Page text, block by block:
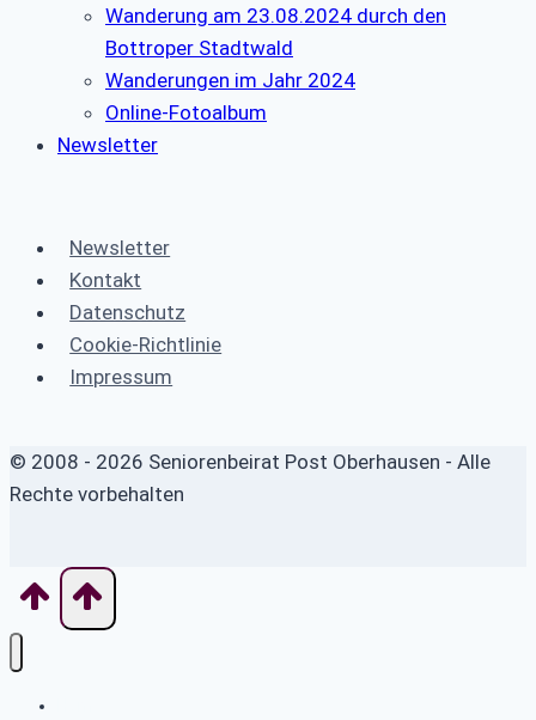
Wanderung am 23.08.2024 durch den
Bottroper Stadtwald
Wanderungen im Jahr 2024
Online-Fotoalbum
Newsletter
Newsletter
Kontakt
Datenschutz
Cookie-Richtlinie
Impressum
© 2008 - 2026 Seniorenbeirat Post Oberhausen - Alle
Rechte vorbehalten